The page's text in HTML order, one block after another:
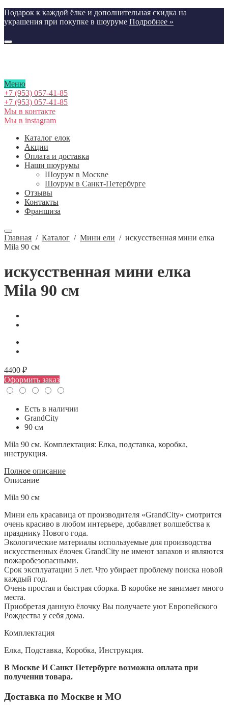
Подарок к каждой ёлке и дополнительная скидка на
украшения при покупке в шоуруме Подробнее »
Меню
+7 (953) 057-41-85
+7 (953) 057-41-85
Мы в контакте
Мы в instagram
Каталог елок
Акции
Оплата и доставка
Наши шоурумы
Шоурум в Москве
Шоурум в Cанкт-Петербурге
Отзывы
Контакты
Франшиза
Главная / Каталог / Мини ели / искусственная мини елка
Mila 90 см
искусственная мини елка
Mila 90 см
4400 ₽
Оформить заказ
Есть в наличии
GrandCity
90 см
Mila 90 см. Комплектация: Елка, подставка, коробка,
инструкция.
Полное описание
Описание
Mila 90 см
Мини ель красавица от производителя «GrandCity» смотрится
очень красиво в любом интерьере, добавляет волшебства к
празднику Нового года.
Экологические материалы используемые для производства
искусственных ёлочек GrandCity не имеют запахов и являются
пожаробезопасными.
Срок эксплуатации 5 лет. Что убирает проблему поиска новой
каждый год.
Очень простая и быстрая сборка. В коробке не занимает много
места.
Приобретая данную ёлочку Вы получаете уют Европейского
Рождества у себя дома.
Комплектация
Елка, Подставка, Коробка, Инструкция.
В Москве И Санкт Петербурге возможна оплата при
получении товара.
Доставка по Москве и МО